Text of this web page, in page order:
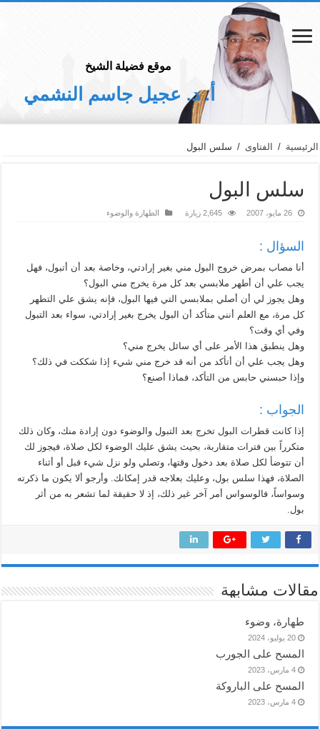
موقع فضيلة الشيخ
أ. د. عجيل جاسم النشمي
الرئيسية / الفتاوى / سلس البول
سلس البول
26 مايو، 2007 2,645 زيارة الطهارة والوضوء
السؤال :
أنا مصاب بمرض خروج البول مني بغير إرادتي، وخاصة بعد أن أتبول، فهل
يجب علي أن أطهر ملابسي بعد كل مرة يخرج مني البول؟
وهل يجوز لي أن أصلي بملابسي التي فيها البول، فإنه يشق علي التطهر
كل مرة، مع العلم أنني متأكد أن البول يخرج بغير إرادتي، سواء بعد التبول
وفي أي وقت؟
وهل ينطبق هذا الأمر على أي سائل يخرج مني؟
وهل يجب علي أن أتأكد من أنه قد خرج مني شيء إذا شككت في ذلك؟
وإذا حبسني حابس من التأكد، فماذا أصنع؟
الجواب :
إذا كانت قطرات البول تخرج بعد التبول والوضوء دون إرادة منك، وكان ذلك
متكرراً بين فترات متقاربة، بحيث يشق عليك الوضوء لكل صلاة، فيجوز لك
أن تتوضأ لكل صلاة بعد دخول وقتها، وتصلي ولو نزل شيء قبل أو أثناء
الصلاة، فهذا سلس بول، وعليك بعلاجه قدر إمكانك. وأرجو ألا يكون ما ذكرته
وسواساً، فالوسواس أمر آخر غير ذلك، إذ لا حقيقة لما تشعر به من أثر
بول.
مقالات مشابهة
طهارة، وضوء
20 يوليو، 2024
المسح على الجورب
4 مارس، 2023
المسح على الباروكة
4 مارس، 2023